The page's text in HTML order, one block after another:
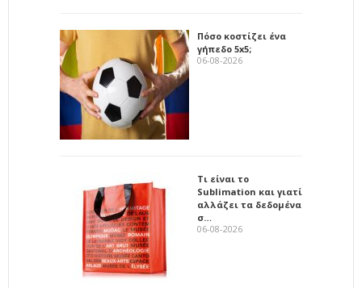
Πόσο κοστίζει ένα
γήπεδο 5x5;
06-08-2026
Τι είναι το
Sublimation και γιατί
αλλάζει τα δεδομένα
σ…
06-08-2026